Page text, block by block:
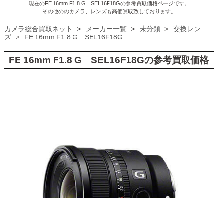
現在のFE 16mm F1.8 G SEL16F18Gの参考買取価格ページです。
その他ののカメラ、レンズも高価買取致しております。
カメラ総合買取ネット > メーカー一覧 > 未分類 >
交換レン
ズ > FE 16mm F1.8 G SEL16F18G
FE 16mm F1.8 G SEL16F18Gの参考買取価格